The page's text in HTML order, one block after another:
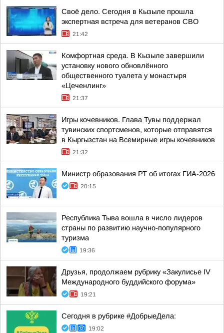
Своё дело. Сегодня в Кызыле прошла
экспертная встреча для ветеранов СВО
21:42
Комфортная среда. В Кызыле завершили
установку нового обновлённого
общественного туалета у монастыря
«Цеченлинг»
21:37
Игры кочевников. Глава Тувы поддержал
тувинских спортсменов, которые отправятся
в Кыргызстан на Всемирные игры кочевников
21:32
Министр образования РТ об итогах ГИА-2026
20:15
Республика Тыва вошла в число лидеров
страны по развитию научно-популярного
туризма
19:36
Друзья, продолжаем рубрику «Закулисье IV
Международного буддийского форума»
19:21
Сегодня в рубрике #ДобрыеДела:
19:02